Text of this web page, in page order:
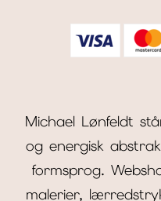
Michael Lønfeldt
og energisk
formsprog.
malerier,